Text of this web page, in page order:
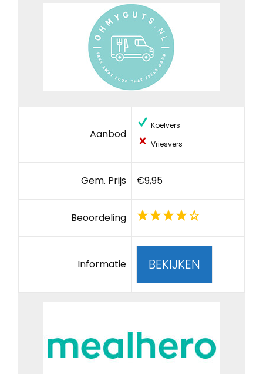
Aanbod
Koelvers
Vriesvers
Gem. Prijs €9,95
Beoordeling
Informatie BEKIJKEN